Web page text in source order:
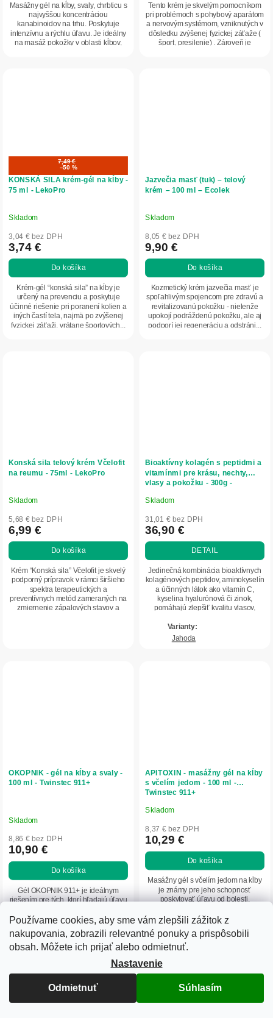
Používame cookies, aby sme vám zlepšili zážitok z
nakupovania, zobrazili relevantné ponuky a prispôsobili
obsah. Môžete ich prijať alebo odmietnuť.
Nastavenie
Odmietnuť Súhlasím
Masážny gél na kĺby, svaly, chrbticu s
najvyššou koncentráciou
kanabinoidov na trhu. Poskytuje
intenzívnu a rýchlu úľavu. Je ideálny
na masáž pokožky v oblasti kĺbov,
Tento krém je skvelým pomocníkom
pri problémoch s pohybový aparátom
a nervovým systémom, vzniknutých v
dôsledku zvýšenej fyzickej záťaže (
šport, presilenie) . Zároveň je
7,49 €
–50 %
KONSKÁ SILA krém-gél na kĺby -
75 ml - LekoPro
Priemerné
hodnotenie
produktu
je
5,0
hviezdičiek.
Skladom
3,04 € bez DPH
3,74 €
Do košíka
Krém-gél “konská sila” na kĺby je
určený na prevenciu a poskytuje
účinné riešenie pri poranení kolien a
iných častí tela, najmä po zvýšenej
fyzickej záťaži, vrátane športových...
Jazvečia masť (tuk) – telový
krém – 100 ml – Ecolek
Priemerné
hodnotenie
produktu
je
5,0
5
hviezdičiek.
Skladom
8,05 € bez DPH
9,90 €
Do košíka
Kozmetický krém jazvečia masť je
spoľahlivým spojencom pre zdravú a
revitalizovanú pokožku - nielenže
upokojí podráždenú pokožku, ale aj
podporí jej regeneráciu a odstráni...
Konská sila telový krém Včelofit
na reumu - 75ml - LekoPro
Priemerné
hodnotenie
produktu
je
z
5
hviezdičiek.
Skladom
5,68 € bez DPH
6,99 €
Do košíka
Krém “Konská sila” Včelofit je skvelý
podporný prípravok v rámci širšieho
spektra terapeutických a
preventívnych metód zameraných na
zmiernenie zápalových stavov a
Bioaktívny kolagén s peptidmi a
vitamínmi pre krásu, nechty,
vlasy a pokožku - 300g -
Priemerné
hodnotenie
produktu
je
5
hviezdičiek.
Skladom
31,01 € bez DPH
36,90 €
DETAIL
Jedinečná kombinácia bioaktívnych
kolagénových peptidov, aminokyselín
a účinných látok ako vitamín C,
kyselina hyalurónová či zinok,
pomáhajú zlepšiť kvalitu vlasov,
Jahoda
OKOPNIK - gél na kĺby a svaly -
100 ml - Twinstec 911+
Skladom
8,86 € bez DPH
10,90 €
Do košíka
Gél OKOPNIK 911+ je ideálnym
riešením pre tých, ktorí hľadajú úľavu
podporu prirodzenej pohyblivosti.
Spojenie bylinnej tradície a
modernej...
APITOXIN - masážny gél na kĺby
s včelím jedom - 100 ml -
Twinstec 911+
Priemerné
hodnotenie
produktu
je
5,0
z
hviezdičiek.
Skladom
8,37 € bez DPH
10,29 €
Do košíka
Masážny gél s včelím jedom na kĺby
je známy pre jeho schopnosť
poskytovať úľavu od bolesti,
obnove pohyblivosti kĺbov.